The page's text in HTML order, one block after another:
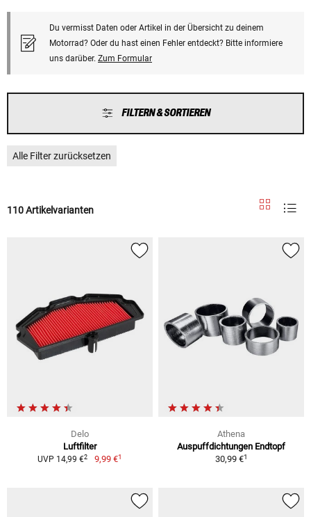
Du vermisst Daten oder Artikel in der Übersicht zu deinem
Motorrad? Oder du hast einen Fehler entdeckt? Bitte informiere
uns darüber. Zum Formular
FILTERN & SORTIEREN
Alle Filter zurücksetzen
110 Artikelvarianten
Delo
Luftfilter
UVP 14,99 €2 9,99 €1
Athena
Auspuffdichtungen Endtopf
30,99 €1